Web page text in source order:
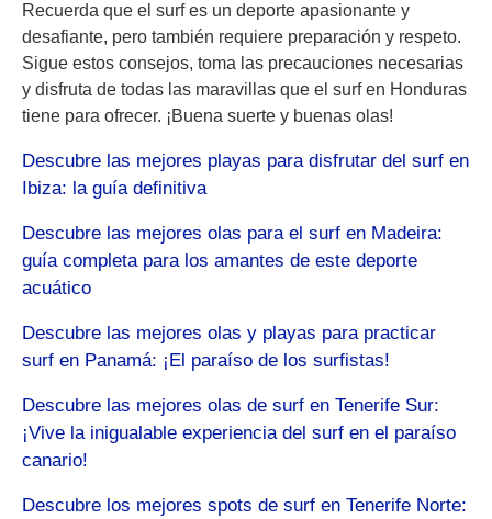
Recuerda que el surf es un deporte apasionante y
desafiante, pero también requiere preparación y respeto.
Sigue estos consejos, toma las precauciones necesarias
y disfruta de todas las maravillas que el surf en Honduras
tiene para ofrecer. ¡Buena suerte y buenas olas!
Descubre las mejores playas para disfrutar del surf en
Ibiza: la guía definitiva
Descubre las mejores olas para el surf en Madeira:
guía completa para los amantes de este deporte
acuático
Descubre las mejores olas y playas para practicar
surf en Panamá: ¡El paraíso de los surfistas!
Descubre las mejores olas de surf en Tenerife Sur:
¡Vive la inigualable experiencia del surf en el paraíso
canario!
Descubre los mejores spots de surf en Tenerife Norte: